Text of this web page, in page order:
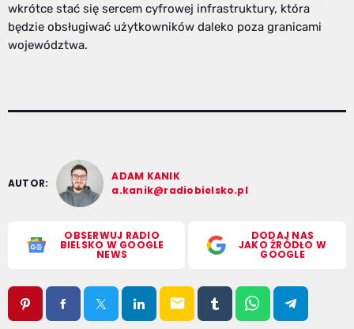
wkrótce stać się sercem cyfrowej infrastruktury, która
będzie obsługiwać użytkowników daleko poza granicami
województwa.
AUTOR:
ADAM KANIK
a.kanik@radiobielsko.pl
OBSERWUJ RADIO
BIELSKO W GOOGLE
NEWS
DODAJ NAS
JAKO ŹRÓDŁO W
GOOGLE
email